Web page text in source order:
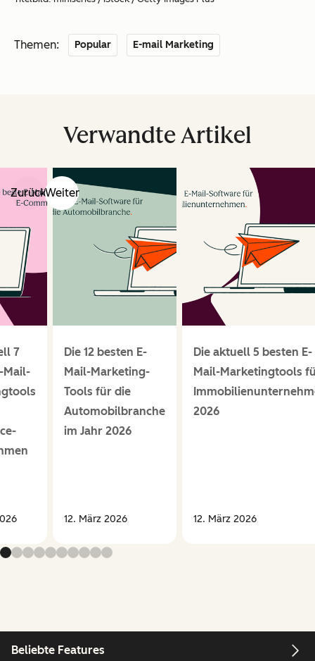
Themen: Popular E-mail Marketing
Verwandte Artikel
ZurückWeiter
7
Mail-
Die 12 besten E-
Mail-Marketing-
Tools für die
Automobilbranche
im Jahr 2026
12. März 2026
Die aktuell 5 besten E-
Mail-Marketingtools
2026
12. März 2026
Beliebte Features